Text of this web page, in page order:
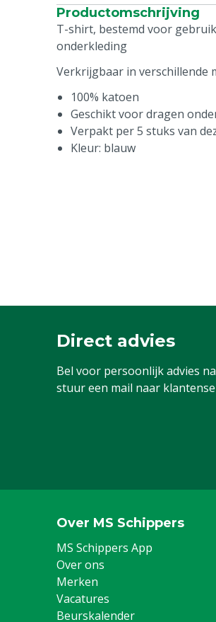
Productomschrijving
T-shirt, bestemd voor
onderkleding
Verkrijgbaar in verschillende
100% katoen
Geschikt voor dragen
Verpakt per 5 stuks van
Kleur: blauw
Direct advies
Bel voor persoonlijk advies
stuur een mail naar
Over MS Schippers
MS Schippers App
Over ons
Merken
Vacatures
Beurskalender